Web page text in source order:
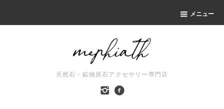
メニュー
天然石・鉱物原石アクセサリー専門店